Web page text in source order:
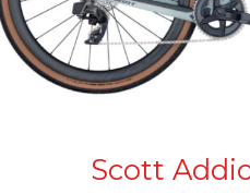
Scott